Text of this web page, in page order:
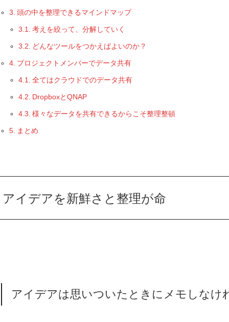
頭の中を整理できるマインドマップ
考えを絞って、分解していく
どんなツールをつかえばよいのか？
プロジェクトメンバーでデータ共有
全てはクラウドでのデータ共有
DropboxとQNAP
様々なデータを共有できるからこそ整理整頓
まとめ
アイデアを新鮮さと整理が命
アイデアは思いついたときにメモしなけ